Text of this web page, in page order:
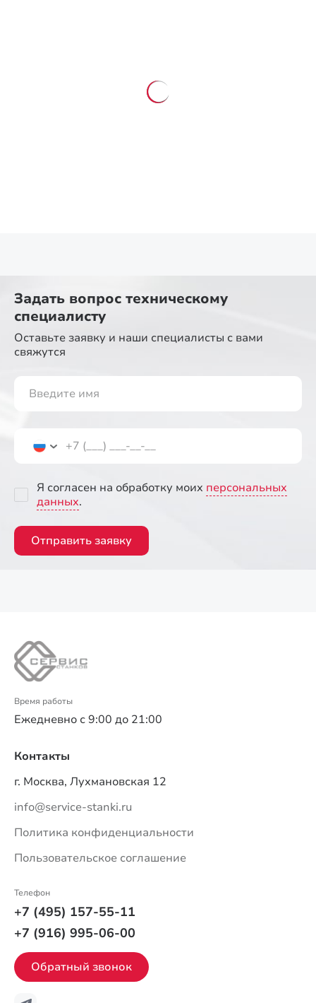
Задать вопрос техническому
специалисту
Оставьте заявку и наши специалисты с вами
свяжутся
Я согласен на обработку моих персональных
данных.
Отправить заявку
Время работы
Ежедневно с 9:00 до 21:00
Контакты
г. Москва, Лухмановская 12
info@service-stanki.ru
Политика конфиденциальности
Пользовательское соглашение
Телефон
+7 (495) 157-55-11
+7 (916) 995-06-00
Обратный звонок